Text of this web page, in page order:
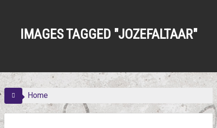
IMAGES TAGGED "JOZEFALTAAR"
Home